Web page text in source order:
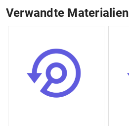
Verwandte Materialien